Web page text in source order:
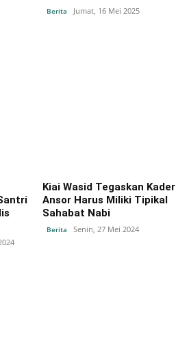
Berita Jumat, 16 Mei 2025
Kiai Wasid Tegaskan Kader
Ansor Harus Miliki Tipikal
Sahabat Nabi
Berita Senin, 27 Mei 2024